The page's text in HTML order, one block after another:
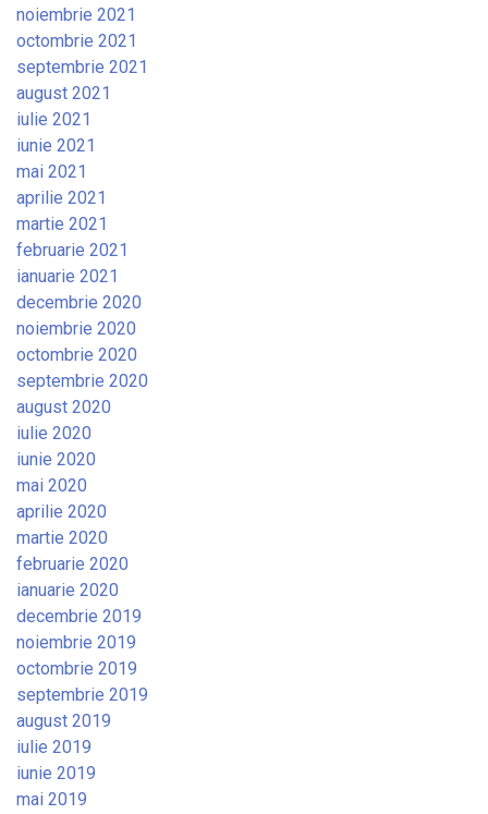
noiembrie 2021
octombrie 2021
septembrie 2021
august 2021
iulie 2021
iunie 2021
mai 2021
aprilie 2021
martie 2021
februarie 2021
ianuarie 2021
decembrie 2020
noiembrie 2020
octombrie 2020
septembrie 2020
august 2020
iulie 2020
iunie 2020
mai 2020
aprilie 2020
martie 2020
februarie 2020
ianuarie 2020
decembrie 2019
noiembrie 2019
octombrie 2019
septembrie 2019
august 2019
iulie 2019
iunie 2019
mai 2019